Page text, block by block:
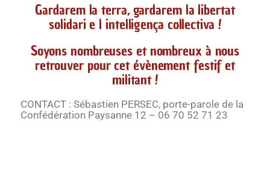
Gardarem la terra, gardarem la libertat
solidari e l intelligença collectiva !
Soyons nombreuses et nombreux à nous
retrouver pour cet évènement festif et
militant !
CONTACT : Sébastien PERSEC, porte-parole de la
Confédération Paysanne 12 – 06 70 52 71 23